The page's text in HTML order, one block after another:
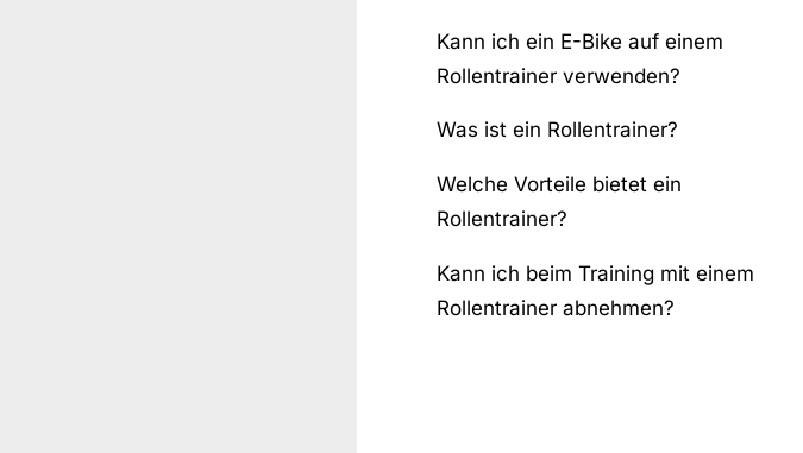
Kann ich ein E-Bike auf einem
Rollentrainer verwenden?
Was ist ein Rollentrainer?
Welche Vorteile bietet ein
Rollentrainer?
Kann ich beim Training mit einem
Rollentrainer abnehmen?